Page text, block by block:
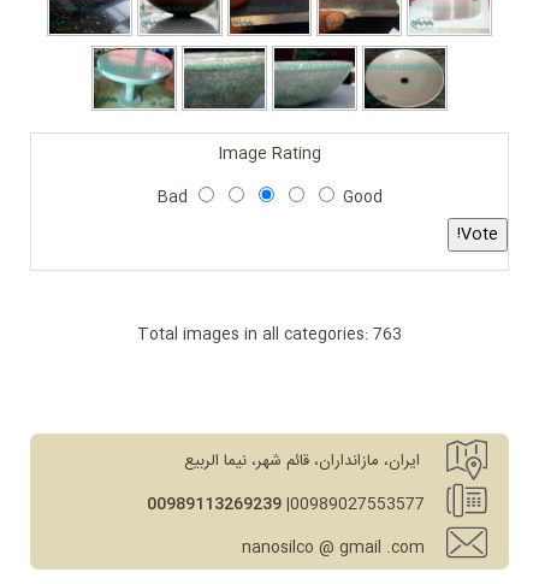
Image Rating
Bad
Good
Total images in all categories: 763
ایران، مازانداران، قائم شهر، نیما الربيع
00989027553577|
00989113269239
nanosilco @ gmail .com